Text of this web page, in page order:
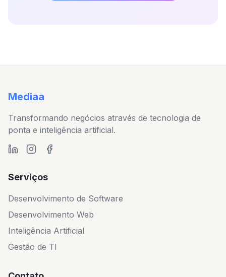
Mediaa
Transformando negócios através de tecnologia de
ponta e inteligência artificial.
Serviços
Desenvolvimento de Software
Desenvolvimento Web
Inteligência Artificial
Gestão de TI